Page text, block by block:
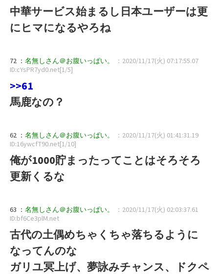
中華サービス始まるし日本ユーザーは更
にヒマになるやろね
72 ： 名無しさん＠お腹いっぱい。
：2020/11/17(火) 07:17:55.07
ID:cYsPR7yd0.net[1/5]
>>61
馬鹿なの？
62 ： 名無しさん＠お腹いっぱい。
：2020/11/17(火) 01:41:31.19
ID:16ywcfT90.net[1/10]
俺が1000貯まったってことはそろそろ
更新くるな
63 ： 名無しさん＠お腹いっぱい。
：2020/11/17(火) 02:03:37.61
ID:bf6Ce3plM.net
古代の土偶めちゃくちゃ落ちるように
なってんのな
ガリユ冥上げ、夢詠みチャンス、ドクペ